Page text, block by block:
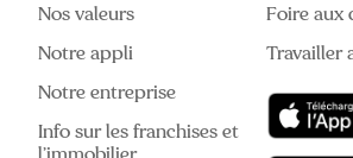
Nos valeurs
Notre appli
Notre entreprise
Info sur les franchises et
Foire aux
Travailler